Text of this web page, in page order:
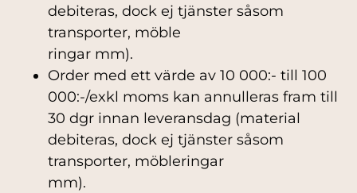
debiteras, dock ej tjänster såsom
transporter, möble
ringar mm).
Order med ett värde av 10 000:- till 100
000:-/exkl moms kan annulleras fram till
30 dgr innan leveransdag (material
debiteras, dock ej tjänster såsom
transporter, möbleringar
mm).